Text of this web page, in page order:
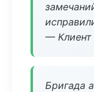
— Клиент
Бригада